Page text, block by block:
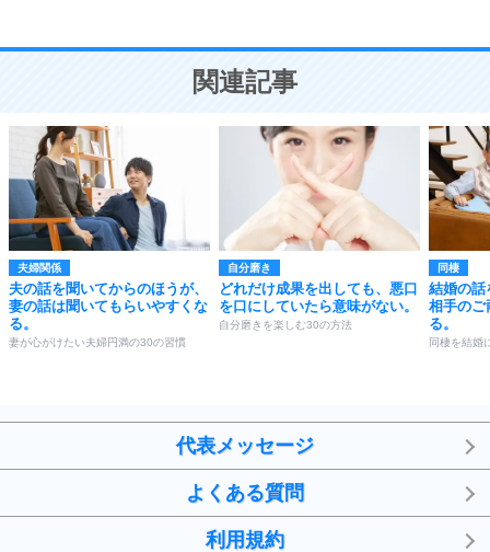
ことが大切。
関連記事
夫婦関係
夫の話を聞いてからのほうが、
妻の話は聞いてもらいやすくな
る。
妻が心がけたい夫婦円満の30の習慣
自分磨き
どれだけ成果を出しても、悪口
を口にしていたら意味がない。
自分磨きを楽しむ30の方法
同棲
結婚の話
相手のご
る。
同棲を結婚
代表メッセージ
よくある質問
利用規約